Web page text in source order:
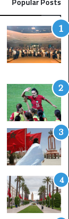
د
ل
.
.
ب
ر
ا
ه
م
د
ي
ا
ز
ب
ا
قٍ